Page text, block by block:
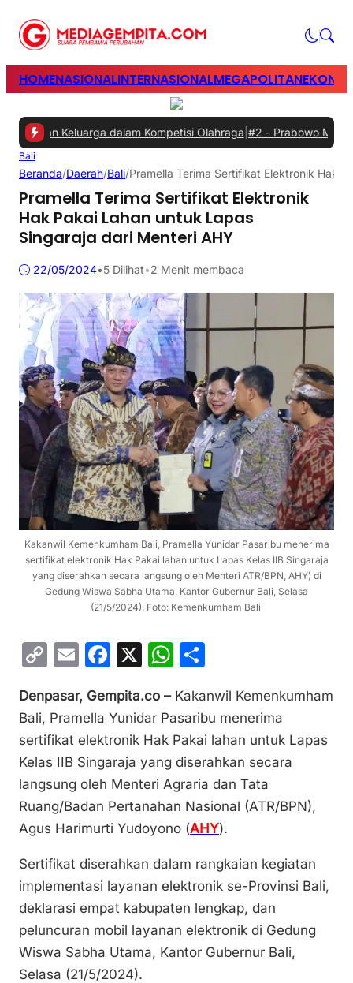
HOMENASIONALINTERNASIONALMEGAPOLITAN
Keluarga dalam Kompetisi Olahraga|#2 -Prabowo Minta
Bali
Beranda/Daerah/Bali/Pramella Terima Sertifikat Elektronik Hak
Pramella Terima Sertifikat Elektronik
Hak Pakai Lahan untuk Lapas
Singaraja dari Menteri AHY
22/05/2024•5 Dilihat•2 Menit membaca
Kakanwil Kemenkumham Bali, Pramella Yunidar Pasaribu menerima
sertifikat elektronik Hak Pakai lahan untuk Lapas Kelas IIB Singaraja
yang diserahkan secara langsung oleh Menteri ATR/BPN, AHY) di
Gedung Wiswa Sabha Utama, Kantor Gubernur Bali, Selasa
(21/5/2024). Foto: Kemenkumham Bali
C
p
y
Li
n
k
E
ai
l
F
c
e
b
o
o
k
X
W
at
s
A
p
p
ar
e
Denpasar, Gempita.co –Kakanwil Kemenkumham
Bali, Pramella Yunidar Pasaribu menerima
sertifikat elektronik Hak Pakai lahan untuk Lapas
Kelas IIB Singaraja yang diserahkan secara
langsung oleh Menteri Agraria dan Tata
Ruang/Badan Pertanahan Nasional (ATR/BPN),
Agus Harimurti Yudoyono (AHY).
Sertifikat diserahkan dalam rangkaian kegiatan
implementasi layanan elektronik se-Provinsi Bali,
deklarasi empat kabupaten lengkap, dan
peluncuran mobil layanan elektronik di Gedung
Wiswa Sabha Utama, Kantor Gubernur Bali,
Selasa (21/5/2024).